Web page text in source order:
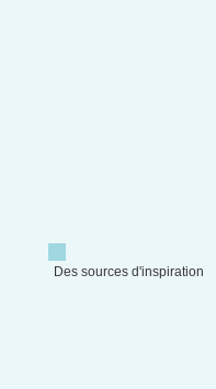
Des sources d'inspiration